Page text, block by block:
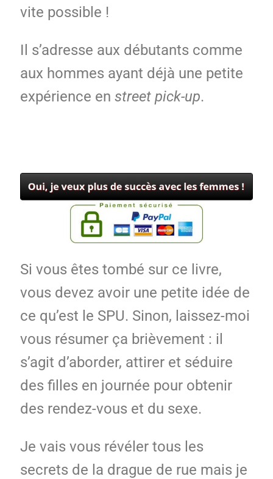
vite possible !
Il s’adresse aux débutants comme
aux hommes ayant déjà une petite
expérience en street pick-up.
Si vous êtes tombé sur ce livre,
vous devez avoir une petite idée de
ce qu’est le SPU. Sinon, laissez-moi
vous résumer ça brièvement : il
s’agit d’aborder, attirer et séduire
des filles en journée pour obtenir
des rendez-vous et du sexe.
Je vais vous révéler tous les
secrets de la drague de rue mais je